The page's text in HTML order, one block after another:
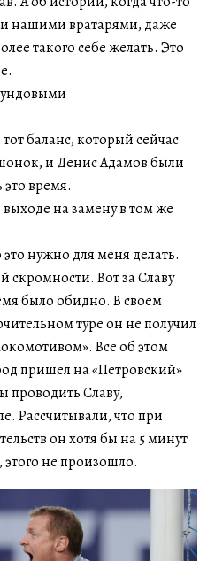
нашими вратарями, даже
такого себе желать. Это
баланс, который сейчас
и Денис Адамов были
время.
на замену в том же
нужно для меня делать.
скромности. Вот за Славу
было обидно. В своем
туре он не получил
Все об этом
пришел на «Петровский»
проводить Славу,
Рассчитывали, что при
он хотя бы на 5 минут
не произошло.